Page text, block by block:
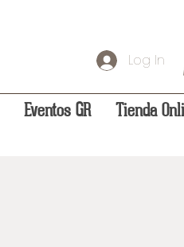
Log In
Eventos GR Tienda